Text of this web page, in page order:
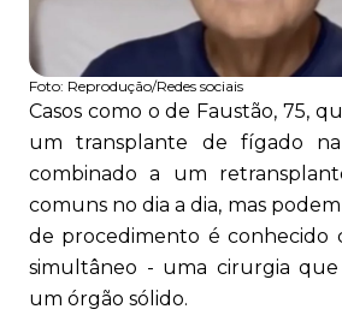
Foto: Reprodução/Redes sociais
Casos como o de Faustão, 75,
um transplante de fígado
combinado a um
comuns no dia a dia, mas
de procedimento é conhecido
simultâneo - uma cirurgia
um órgão sólido.